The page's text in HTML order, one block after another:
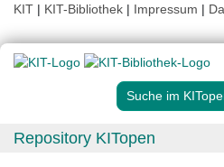
KIT | KIT-Bibliothek | Impressum |
Suche im
Repository KITopen